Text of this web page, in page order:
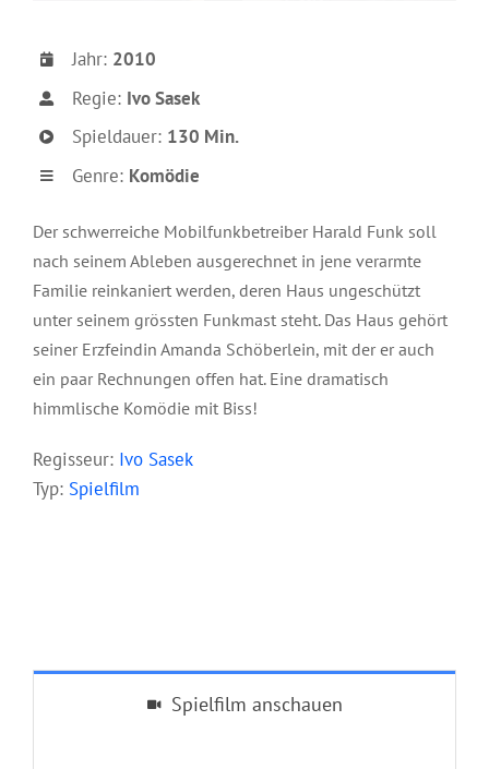
Jahr: 2010
Regie: Ivo Sasek
Spieldauer: 130 Min.
Genre: Komödie
Der schwerreiche Mobilfunkbetreiber Harald Funk soll
nach seinem Ableben ausgerechnet in jene verarmte
Familie reinkaniert werden, deren Haus ungeschützt
unter seinem grössten Funkmast steht. Das Haus gehört
seiner Erzfeindin Amanda Schöberlein, mit der er auch
ein paar Rechnungen offen hat. Eine dramatisch
himmlische Komödie mit Biss!
Regisseur: Ivo Sasek
Typ: Spielfilm
Spielfilm anschauen